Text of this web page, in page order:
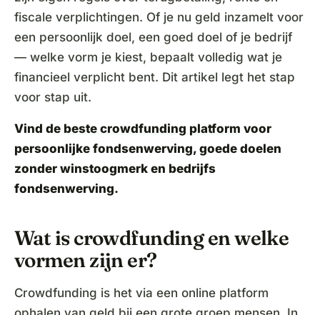
fiscale verplichtingen. Of je nu geld inzamelt voor
een persoonlijk doel, een goed doel of je bedrijf
— welke vorm je kiest, bepaalt volledig wat je
financieel verplicht bent. Dit artikel legt het stap
voor stap uit.
Vind de beste crowdfunding platform voor
persoonlijke fondsenwerving, goede doelen
zonder winstoogmerk en bedrijfs
fondsenwerving.
Wat is crowdfunding en welke
vormen zijn er?
Crowdfunding is het via een online platform